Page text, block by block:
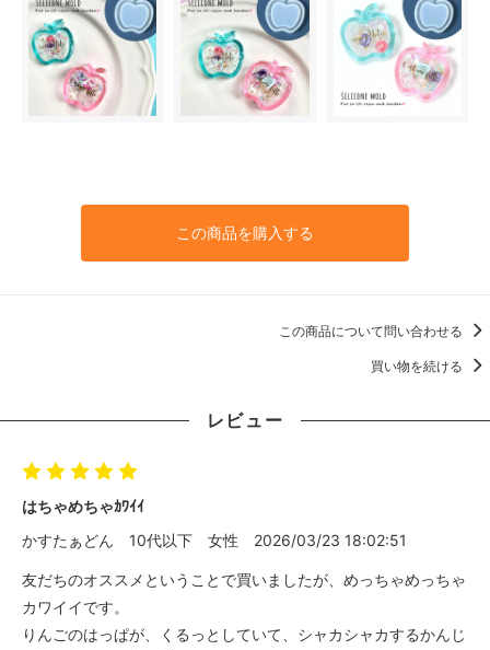
この商品を購入する
この商品について問い合わせる
買い物を続ける
レビュー
はちゃめちゃｶﾜｲｲ
かすたぁどん
10代以下 女性 2026/03/23 18:02:51
友だちのオススメということで買いましたが、めっちゃめっちゃ
カワイイです。
りんごのはっぱが、くるっとしていて、シャカシャカするかんじ